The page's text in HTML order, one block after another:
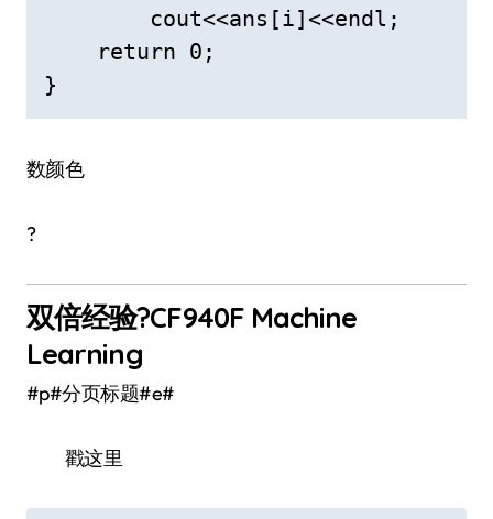
        cout<<ans[i]<<endl;
    return 0;
}
数颜色
?
双倍经验?CF940F Machine
Learning
#p#分页标题#e#
戳这里